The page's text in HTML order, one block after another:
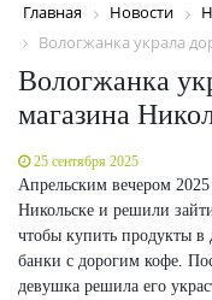
Главная Новости
Вологжанка украла
Вологжанка
магазина
25 сентября 2025
Апрельским вечером
Никольске и решили
чтобы купить продукты
банки с дорогим кофе.
девушка решила его